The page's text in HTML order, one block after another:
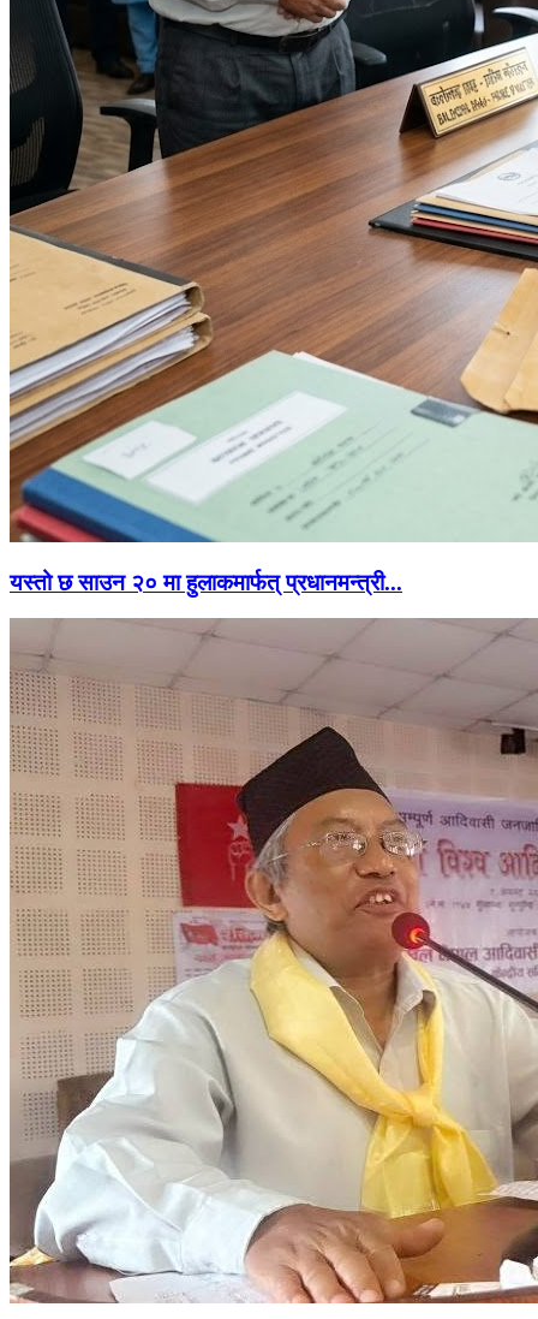
यस्तो छ साउन २० मा हुलाकमार्फत् प्रधानमन्त्री...